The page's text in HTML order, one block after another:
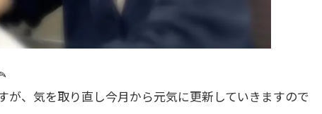
が、気を取り直し今月から元気に更新していきますので